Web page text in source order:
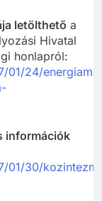
letölthető a
Hivatal
honlapról:
01/24/
információk
01/30/